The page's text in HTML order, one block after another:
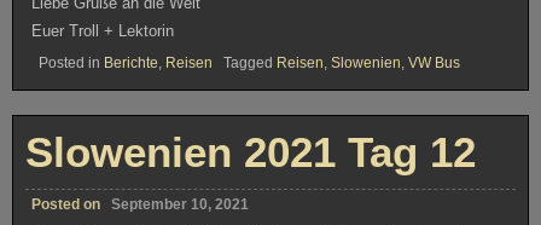
Euer Troll + Lektorin
Posted in Berichte, Reisen Tagged Reisen, Slowenien, VW Bus
Slowenien 2021 Tag 12
Posted on September 10, 2021